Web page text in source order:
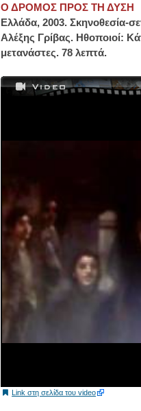
Ο ΔΡΟΜΟΣ ΠΡΟΣ ΤΗ ΔΥΣΗ
Ελλάδα, 2003. Σκηνοθεσία-
Αλέξης Γρίβας. Ηθοποιοί:
μετανάστες. 78 λεπτά.
Link στη σελίδα του video